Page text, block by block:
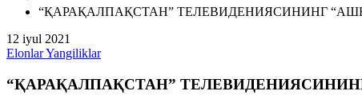
“ҚАРАҚАЛПАҚСТАН” ТЕЛЕВИДЕНИЯСИНИНГ
12 iyul 2021
ElonlarYangiliklar
“ҚАРАҚАЛПАҚСТАН”